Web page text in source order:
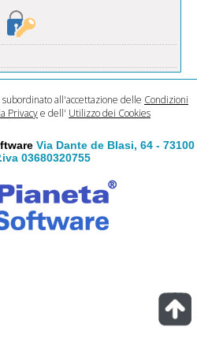
all'accettazione delle Condizioni
Privacye dell' Utilizzo dei Cookies
Via Dante de Blasi, 64 - 73100
03680320755